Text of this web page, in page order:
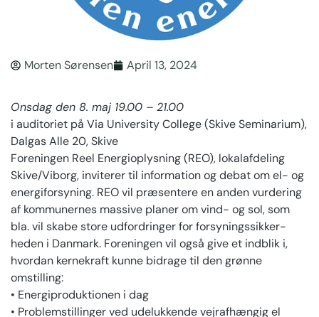
Morten Sørensen April 13, 2024
Onsdag den 8. maj 19.00 – 21.00
i auditoriet på Via University College (Skive Seminarium),
Dalgas Alle 20, Skive
Foreningen Reel Energioplysning (REO), lokalafdeling
Skive/Viborg, inviterer til information og debat om el- og
energiforsyning. REO vil præsentere en anden vurdering
af kommunernes massive planer om vind- og sol, som
bla. vil skabe store udfordringer for forsynings­sikker­
heden i Danmark. Foreningen vil også give et indblik i,
hvordan kernekraft kunne bidrage til den grønne
omstilling:
• Energiproduktionen i dag
• Problemstillinger ved udelukkende vejrafhængig el